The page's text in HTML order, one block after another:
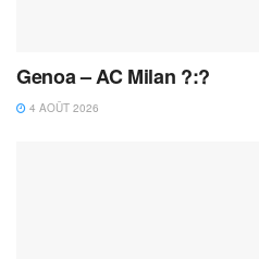
Genoa – AC Milan ?:?
4 AOÛT 2026